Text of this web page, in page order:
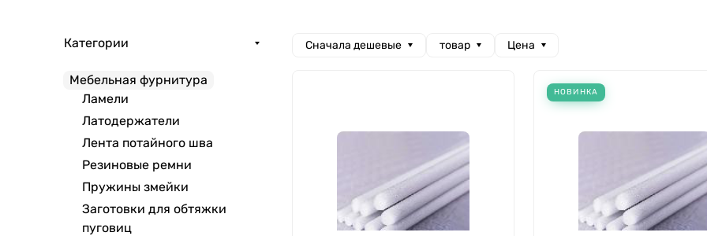
Категории
Мебельная фурнитура
Ламели
Латодержатели
Лента потайного шва
Резиновые ремни
Пружины змейки
Заготовки для обтяжки
пуговиц
Сначала дешевые товар Цена
НОВИНКА